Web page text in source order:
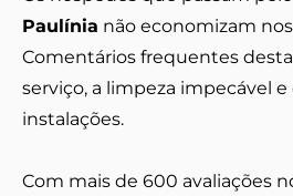
Paulínia não economizam
Comentários frequentes
serviço, a limpeza impecável
instalações.
Com mais de 600 avaliações